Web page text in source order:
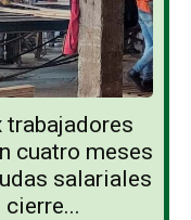
cuatro meses
salariales